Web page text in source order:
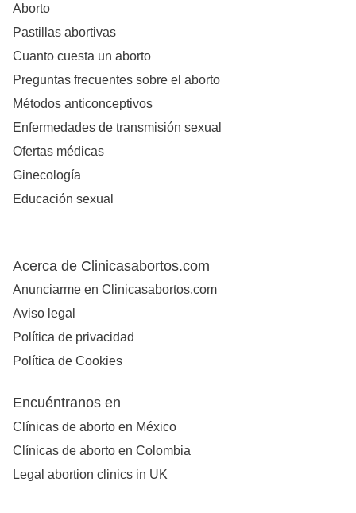
Aborto
Pastillas abortivas
Cuanto cuesta un aborto
Preguntas frecuentes sobre el aborto
Métodos anticonceptivos
Enfermedades de transmisión sexual
Ofertas médicas
Ginecología
Educación sexual
Acerca de Clinicasabortos.com
Anunciarme en Clinicasabortos.com
Aviso legal
Política de privacidad
Política de Cookies
Encuéntranos en
Clínicas de aborto en México
Clínicas de aborto en Colombia
Legal abortion clinics in UK